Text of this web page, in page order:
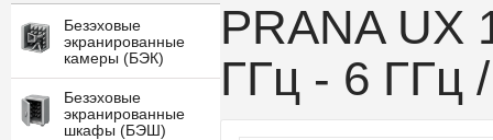
Безэховые
экранированные
камеры (БЭК)
Безэховые
экранированные
шкафы (БЭШ)
PRANA UХ
ГГц - 6 ГГц